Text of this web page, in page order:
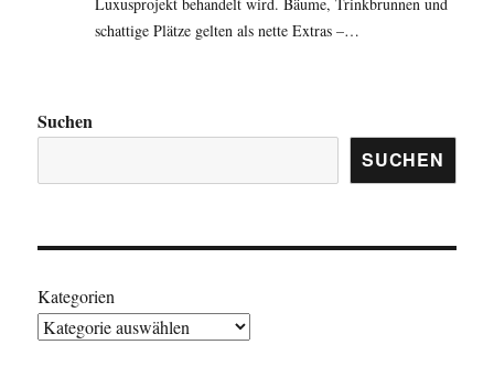
schattige Plätze gelten als nette Extras –…
Suchen
SUCHEN
Kategorien